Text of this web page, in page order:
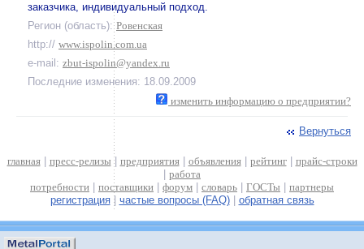
заказчика, индивидуальный подход.
Регион (область): Ровенская
http:// www.ispolin.com.ua
e-mail: zbut-ispolin@yandex.ru
Последние изменения: 18.09.2009
изменить информацию о предприятии?
Вернуться
главная| пресс-релизы | предприятия| объявления| рейтинг| прайс-строки
работа
потребности
поставщики форум словарь ГОСТы
партнеры
регистрация| частые вопросы (FAQ)| обратная связь